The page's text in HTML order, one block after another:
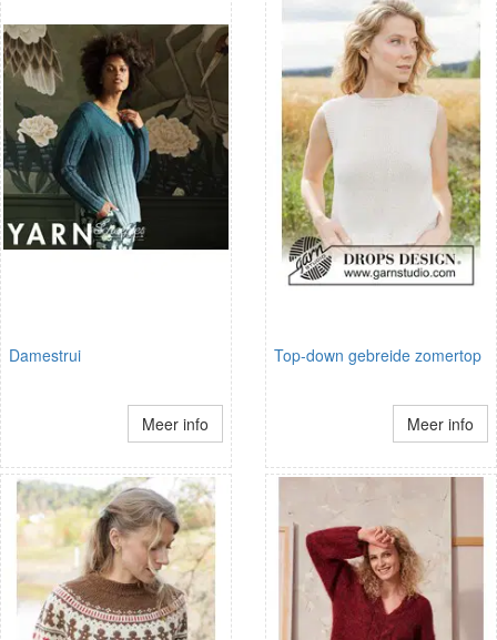
Damestrui
Meer info
Top-down gebreide zomertop
Meer info